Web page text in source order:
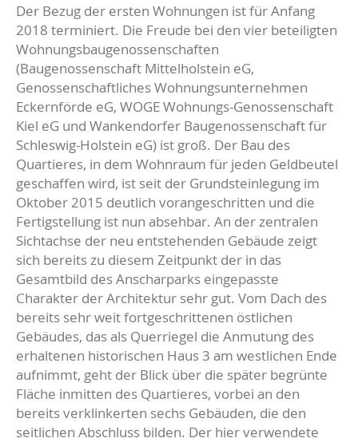
Der Bezug der ersten Wohnungen ist für Anfang
2018 terminiert. Die Freude bei den vier beteiligten
Wohnungsbaugenossenschaften
(Baugenossenschaft Mittelholstein eG,
Genossenschaftliches Wohnungsunternehmen
Eckernförde eG, WOGE Wohnungs-Genossenschaft
Kiel eG und Wankendorfer Baugenossenschaft für
Schleswig-Holstein eG) ist groß. Der Bau des
Quartieres, in dem Wohnraum für jeden Geldbeutel
geschaffen wird, ist seit der Grundsteinlegung im
Oktober 2015 deutlich vorangeschritten und die
Fertigstellung ist nun absehbar. An der zentralen
Sichtachse der neu entstehenden Gebäude zeigt
sich bereits zu diesem Zeitpunkt der in das
Gesamtbild des Anscharparks eingepasste
Charakter der Architektur sehr gut. Vom Dach des
bereits sehr weit fortgeschrittenen östlichen
Gebäudes, das als Querriegel die Anmutung des
erhaltenen historischen Haus 3 am westlichen Ende
aufnimmt, geht der Blick über die später begrünte
Fläche inmitten des Quartieres, vorbei an den
bereits verklinkerten sechs Gebäuden, die den
seitlichen Abschluss bilden. Der hier verwendete